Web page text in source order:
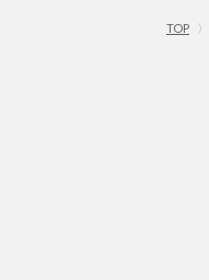
TOP 〉